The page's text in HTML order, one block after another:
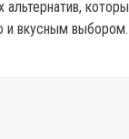
и вкусным выбором.